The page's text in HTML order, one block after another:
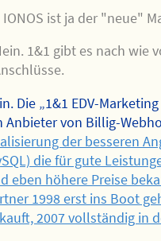
IONOS ist ja der "neue"
1&1 gibt es nach wie
Die „1&1 EDV-
Anbieter von Billig-
der besseren
die für gute
eben höhere Preise
1998 erst ins Boot
2007 vollständig in